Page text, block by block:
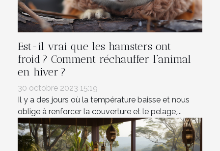
Est-il vrai que les hamsters ont
froid ? Comment réchauffer l’animal
en hiver ?
30 octobre 2023 15:19
Il y a des jours où la température baisse et nous
oblige à renforcer la couverture et le pelage,...